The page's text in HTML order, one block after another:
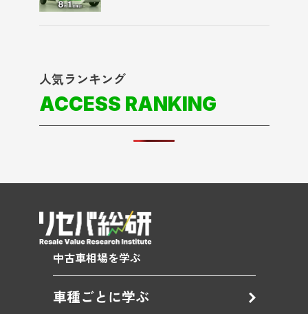
人気ランキング
ACCESS RANKING
中古車相場を学ぶ
車種ごとに学ぶ